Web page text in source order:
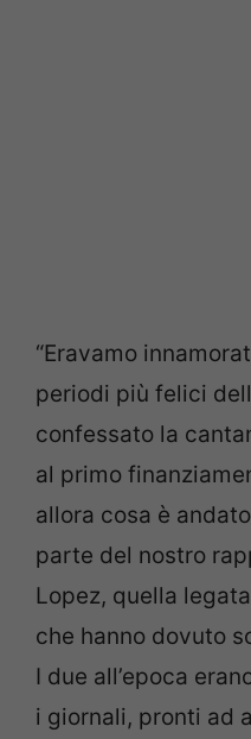
“Eravamo
periodi più felici
confessato la
al primo
allora cosa è andato
parte del nostro
Lopez, quella
che hanno dovuto
I due all’epoca
i giornali, pronti ad